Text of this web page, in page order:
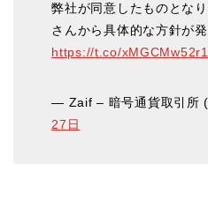
弊社が同意したものとな
さんから具体的な方針が
https://t.co/xMGCMw52r1
— Zaif – 暗号通貨取引所
27日